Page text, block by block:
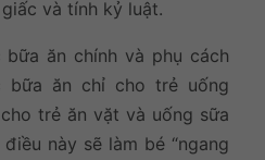
và tính kỷ luật.
ăn chính và phụ cách
bữa ăn chỉ cho trẻ uống
trẻ ăn vặt và uống sữa
này sẽ làm bé “ngang